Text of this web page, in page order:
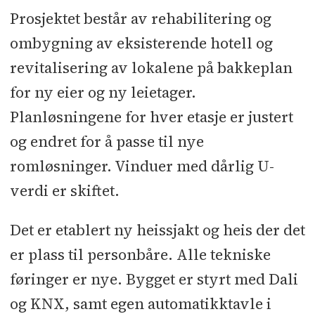
Prosjektet består av rehabilitering og
ombygning av eksisterende hotell og
revitalisering av lokalene på bakkeplan
for ny eier og ny leietager.
Planløsningene for hver etasje er justert
og endret for å passe til nye
romløsninger. Vinduer med dårlig U-
verdi er skiftet.
Det er etablert ny heissjakt og heis der det
er plass til personbåre. Alle tekniske
føringer er nye. Bygget er styrt med Dali
og KNX, samt egen automatikktavle i